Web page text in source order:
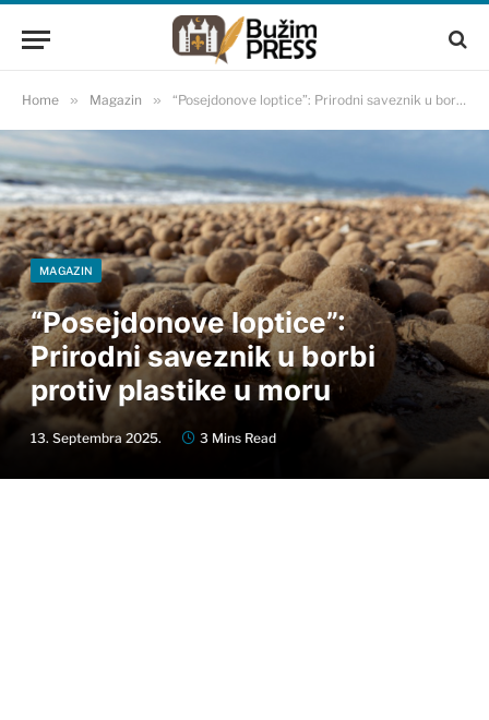
Home » Magazin » “Posejdonove loptice”: Prirodni saveznik u borbi protiv plastike u moru
MAGAZIN
“Posejdonove loptice”:
Prirodni saveznik u borbi
protiv plastike u moru
13. Septembra 2025. 3 Mins Read